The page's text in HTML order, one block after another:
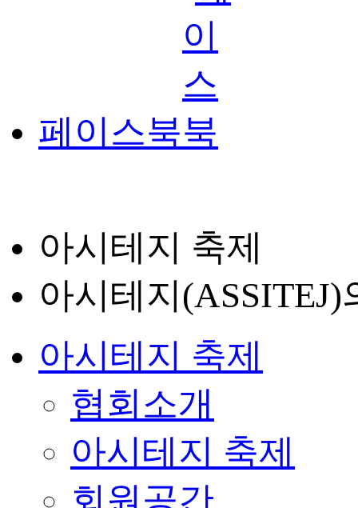
페이스북
아시테지 축제
아시테지
아시테지 축제
협회소개
아시테지 축제
회원공간